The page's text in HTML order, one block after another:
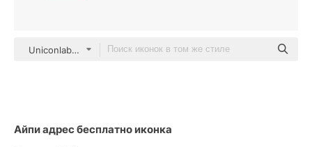
Uniconlabs Glyph
Айпи адрес бесплатно иконка